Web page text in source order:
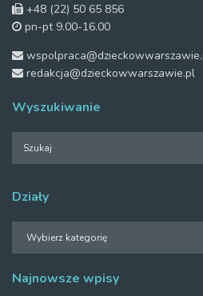
+48 (22) 50 65 856
pn-pt 9.00-16.00
redakcja@dzieckowwarszawie.pl
Wyszukiwanie
Działy
Najnowsze wpisy